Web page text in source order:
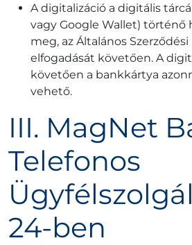
A digitalizáció a digitális
vagy Google Wallet) történő
meg, az Általános
elfogadását követően. A
követően a bankkártya
vehető.
III. MagNet
Telefonos
24-ben